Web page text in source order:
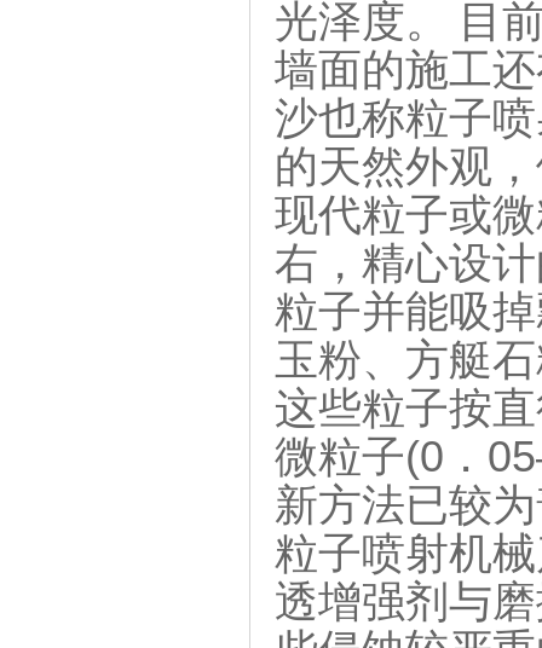
光泽度。 目
墙面的施工
沙也称粒子
的天然外观
现代粒子或
右，精心设
粒子并能吸
玉粉、方艇
这些粒子按
微粒子(0．
新方法已较
粒子喷射机
透增强剂与